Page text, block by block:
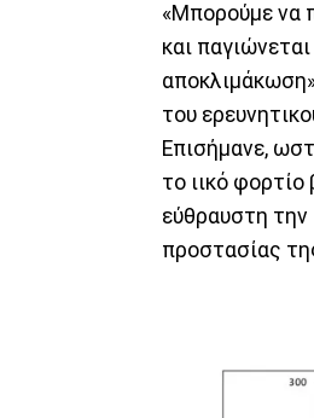
«Μπορούμε να
και
του
Επισήμανε,
το ιικό
εύθραυστη την
προστασίας